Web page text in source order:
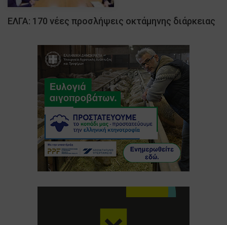
ΕΛΓΑ: 170 νέες προσλήψεις οκτάμηνης διάρκειας